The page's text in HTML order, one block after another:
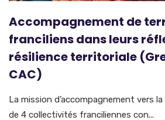
Accompagnement de
franciliens dans leurs
résilience territoriale
CAC)
La mission d’accompagnement vers
de 4 collectivités franciliennes con...